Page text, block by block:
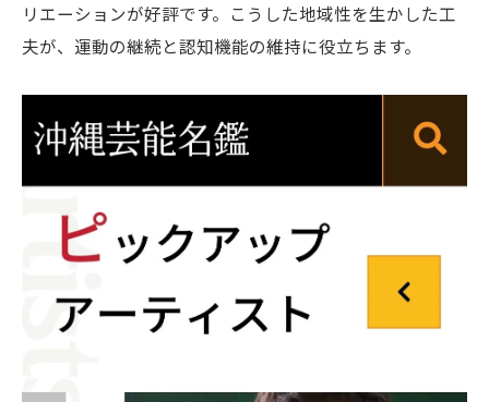
リエーションが好評です。こうした地域性を生かした工
夫が、運動の継続と認知機能の維持に役立ちます。